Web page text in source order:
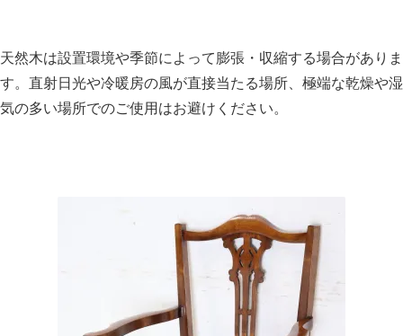
天然木は設置環境や季節によって膨張・収縮する場合がありま
す。直射日光や冷暖房の風が直接当たる場所、極端な乾燥や湿
気の多い場所でのご使用はお避けください。